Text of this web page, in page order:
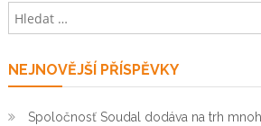
NEJNOVĚJŠÍ PŘÍSPĚVKY
Spoločnosť Soudal dodáva na trh